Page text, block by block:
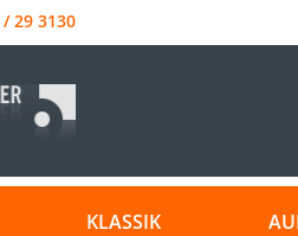
29 3130
KLASSIK